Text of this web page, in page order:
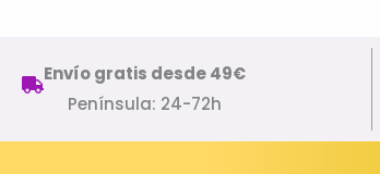
Envío gratis desde 49€
Península: 24-72h